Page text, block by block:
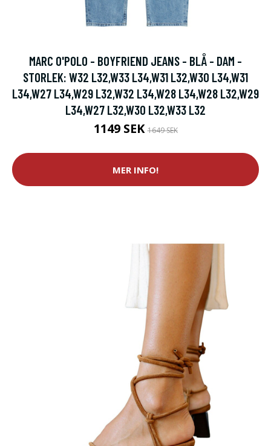
MARC O'POLO - BOYFRIEND JEANS - BLÅ - DAM -
STORLEK: W32 L32,W33 L34,W31 L32,W30 L34,W31
L34,W27 L34,W29 L32,W32 L34,W28 L34,W28 L32,W29
L34,W27 L32,W30 L32,W33 L32
1149 SEK1649 SEK
MER INFO!